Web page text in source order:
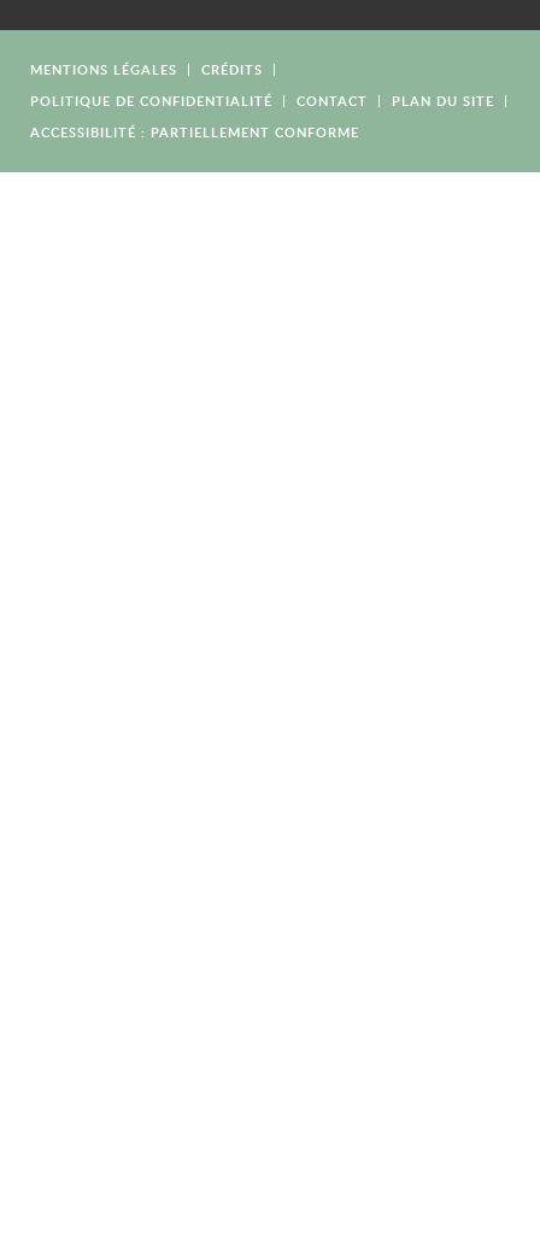
MENTIONS LÉGALES
CRÉDITS
POLITIQUE DE CONFIDENTIALITÉ
CONTACT
PLAN DU SITE
ACCESSIBILITÉ : PARTIELLEMENT CONFORME